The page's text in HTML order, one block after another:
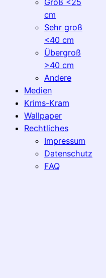
Groß <25
cm
Sehr groß
<40 cm
Übergroß
>40 cm
Andere
Medien
Krims-Kram
Wallpaper
Rechtliches
Impressum
Datenschutz
FAQ